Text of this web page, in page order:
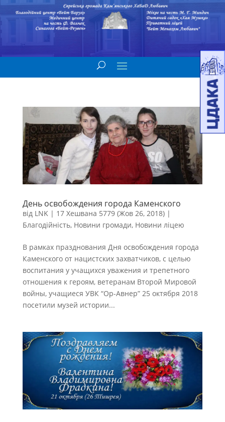
День освобождения города Каменского
від LNK| 17 Хешвана 5779 (Жов 26, 2018)|
Благодійність, Новини громади, Новини ліцею
В рамках празднования Дня освобождения города
Каменского от нацистских захватчиков, с целью
воспитания у учащихся уважения и трепетного
отношения к героям, ветеранам Второй Мировой
войны, учащиеся УВК “Ор-Авнер” 25 октября 2018
посетили музей истории...